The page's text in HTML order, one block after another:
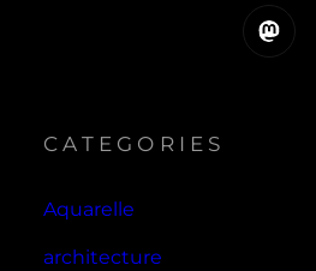
Mastodon
CATEGORIES
Aquarelle
architecture